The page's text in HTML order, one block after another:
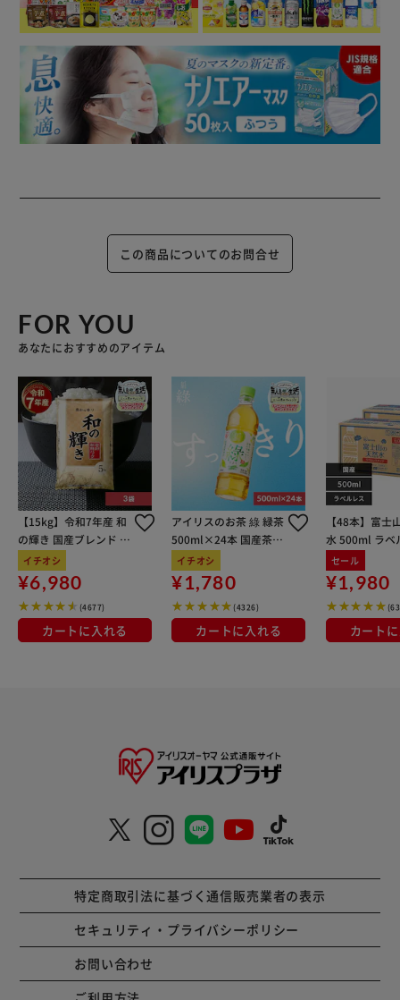
この商品についてのお問合せ
FOR YOU
あなたにおすすめのアイテム
【15kg】令和7年産 和
の輝き 国産ブレンド 5
kg×3袋
イチオシ
¥6,980
(4677)
カートに入れる
アイリスのお茶 綠 緑茶
500ml×24本 国産茶葉
100％使用
イチオシ
¥1,780
(4326)
カートに入れる
【48本】富士
水 500ml ラベ
セール
¥1,980
カート
特定商取引法に基づく通信販売業者の表示
セキュリティ・プライバシーポリシー
お問い合わせ